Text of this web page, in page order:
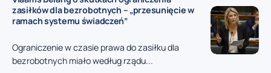
zasiłków dla bezrobotnych – „przesunięcie w
ramach systemu świadczeń”
Ograniczenie w czasie prawa do zasiłku dla
bezrobotnych miało według rządu...